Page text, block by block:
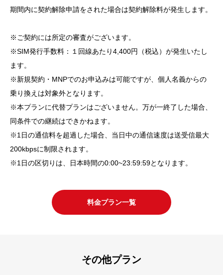
期間内に契約解除申請をされた場合は契約解除料が発生します。
※ご契約には所定の審査がございます。
※SIM発行手数料：１回線あたり4,400円（税込）が発生いたし
ます。
※新規契約・MNPでのお申込みは可能ですが、個人名義からの
乗り換えは対象外となります。
※本プランに代替プランはございません。万が一終了した場合、
同条件での継続はできかねます。
※1日の通信料を超過した場合、当日中の通信速度は送受信最大
200kbpsに制限されます。
※1日の区切りは、日本時間の0:00~23:59:59となります。
料金プラン一覧
その他プラン